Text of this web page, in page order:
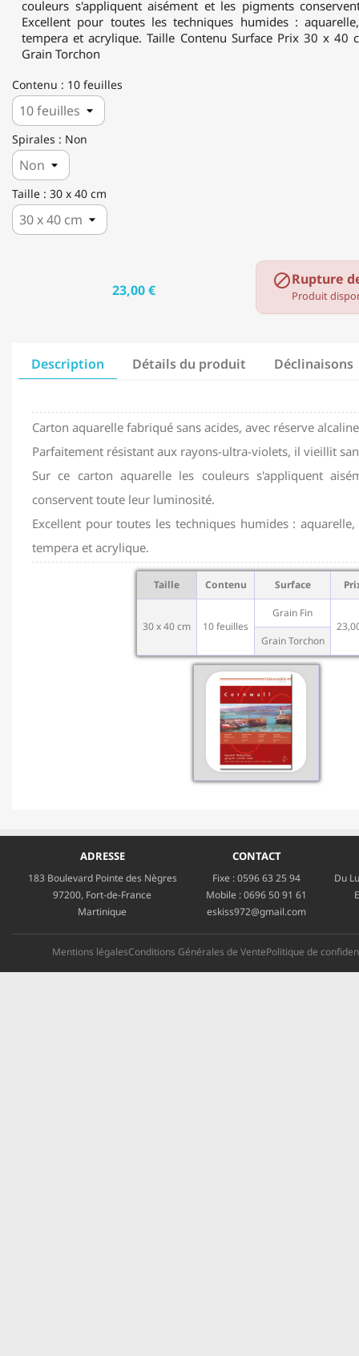
couleurs s'appliquent aisément et les pigments
Excellent pour toutes les techniques humides :
tempera et acrylique. Taille Contenu Surface Prix 30 x 40
Grain Torchon
Contenu : 10 feuilles
Spirales : Non
Taille : 30 x 40 cm
23,00 € Rupture
Produit
Description Détails du produit Déclinaisons
Carton aquarelle fabriqué sans acides, avec réserve
Parfaitement résistant aux rayons-ultra-violets, il vieillit
Sur ce carton aquarelle les couleurs s'appliquent
conservent toute leur luminosité.
Excellent pour toutes les techniques humides :
tempera et acrylique.
Taille Contenu Surface
30 x 40 cm 10 feuilles
Grain Fin
Grain Torchon
ADRESSE
183 Boulevard Pointe des Nègres
97200, Fort-de-France
Martinique
CONTACT
Fixe :0596 63 25 94
Mobile :0696 50 91 61
eskiss972@gmail.com
Du
Mentions légalesConditions Générales de VentePolitique de